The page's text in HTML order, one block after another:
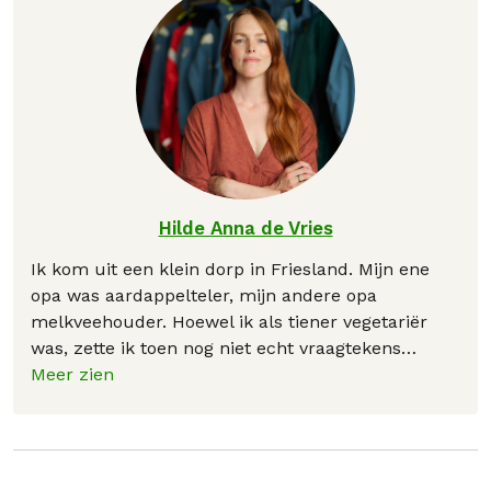
Hilde Anna de Vries
Ik kom uit een klein dorp in Friesland. Mijn ene
opa was aardappelteler, mijn andere opa
melkveehouder. Hoewel ik als tiener vegetariër
was, zette ik toen nog niet echt vraagtekens…
Meer zien